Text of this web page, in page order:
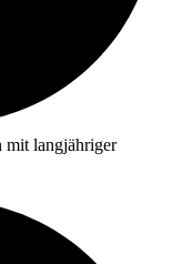
mit langjähriger